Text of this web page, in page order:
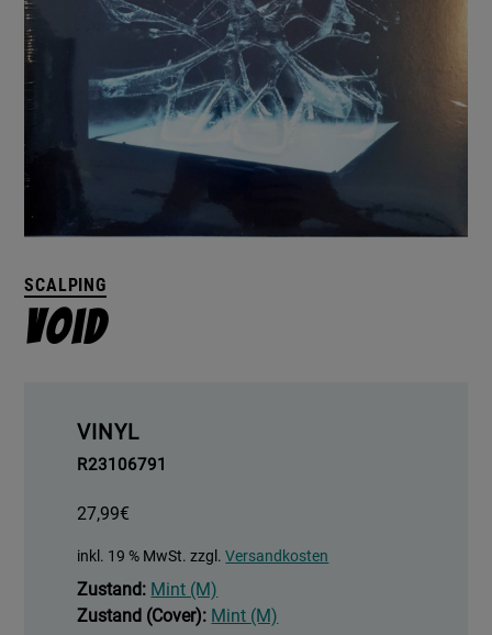
SCALPING
Void
VINYL
R23106791
27,99€
inkl. 19 % MwSt. zzgl.Versandkosten
Zustand: Mint (M)
Zustand (Cover): Mint (M)